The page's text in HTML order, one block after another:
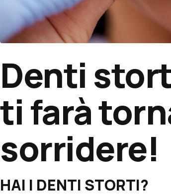
Denti
ti farà
sorridere!
HAI I DENTI STORTI?